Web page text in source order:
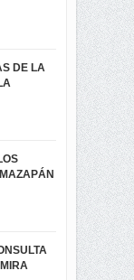
DE LA
DE
EN